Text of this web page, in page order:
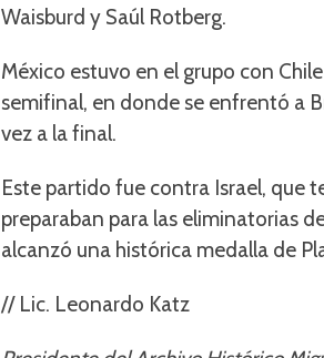
Waisburd y Saúl Rotberg.
México estuvo en el grupo con
semifinal, en donde se enfrentó a
vez a la final.
Este partido fue contra Israel, que
preparaban para las eliminatorias
alcanzó una histórica medalla de
// Lic. Leonardo Katz